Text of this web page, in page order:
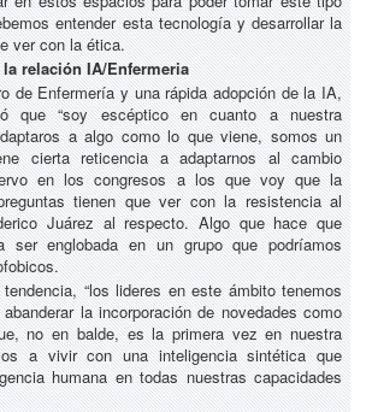
entender esta tecnología y desarrollar la
ver con la ética.
relación IA/Enfermeria
de Enfermería y una rápida adopción de la IA,
que “soy escéptico en cuanto a nuestra
a algo como lo que viene, somos un
cierta reticencia a adaptarnos al cambio
en los congresos a los que voy que la
tienen que ver con la resistencia al
Juárez al respecto. Algo que hace que
ser englobada en un grupo que podríamos
“los lideres en este ámbito tenemos
la incorporación de novedades como
no en balde, es la primera vez en nuestra
a vivir con una inteligencia sintética que
humana en todas nuestras capacidades